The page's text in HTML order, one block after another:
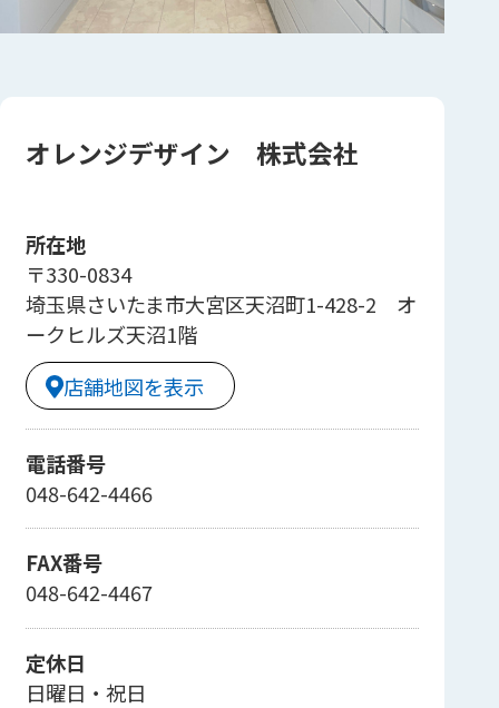
オレンジデザイン 株式会社
所在地
〒330-0834
埼玉県さいたま市大宮区天沼町1-428-2 オ
ークヒルズ天沼1階
店舗地図を表示
電話番号
048-642-4466
FAX番号
048-642-4467
定休日
日曜日・祝日